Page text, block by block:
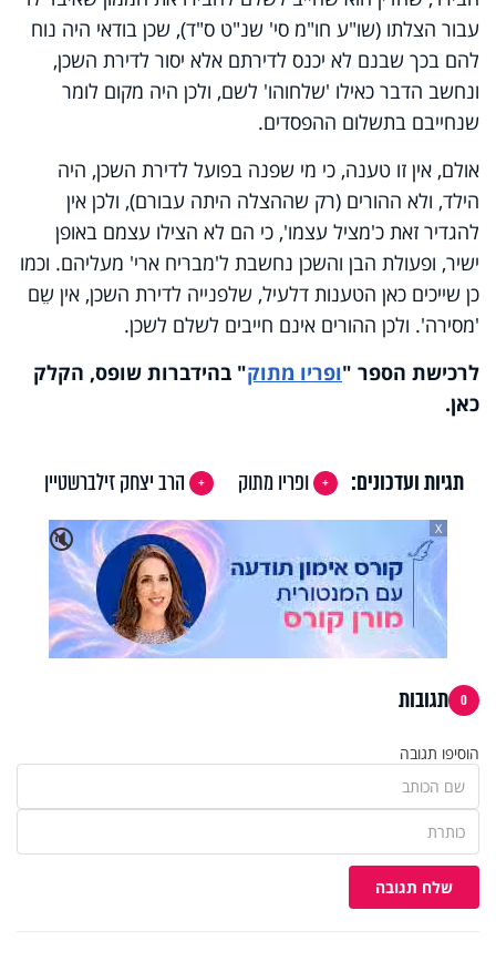
עבור הצלתו (שו"ע חו"מ סי' שנ"ט ס"ד), שכן בודאי היה נוח
להם בכך שבנם לא יכנס לדירתם אלא יסור לדירת השכן,
ונחשב הדבר כאילו 'שלחוהו' לשם, ולכן היה מקום לומר
שנחייבם בתשלום ההפסדים.
אולם, אין זו טענה, כי מי שפנה בפועל לדירת השכן, היה
הילד, ולא ההורים (רק שההצלה היתה עבורם), ולכן אין
להגדיר זאת כ'מציל עצמו', כי הם לא הצילו עצמם באופן
ישיר, ופעולת הבן והשכן נחשבת ל'מבריח ארי' מעליהם. וכמו
כן שייכים כאן הטענות דלעיל, שלפנייה לדירת השכן, אין שֵם
'מסירה'. ולכן ההורים אינם חייבים לשלם לשכן.
לרכישת הספר
"ופריו מתוק"
בהידברות שופס, הקלק
כאן.
תגיות ועדכונים: ופריו מתוק
הרב יצחק זילברשטיין
🔇
X
0 תגובות
הוסיפו תגובה
שלח תגובה